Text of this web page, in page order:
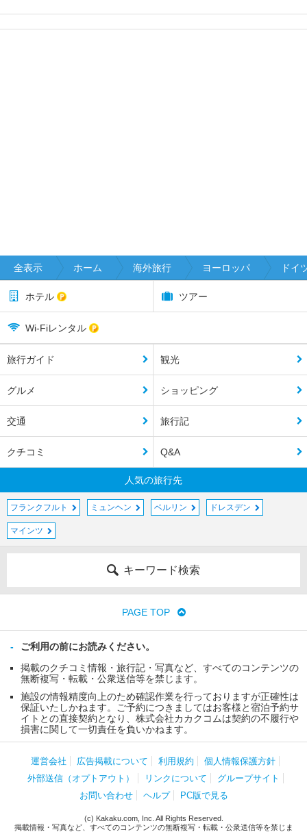
全表示 ホーム 海外旅行 ヨーロッパ ドイ
ホテル ツアー
Wi-Fiレンタル
旅行ガイド 観光
グルメ ショッピング
交通 旅行記
クチコミ Q&A
人気の旅行先
フランクフルト ミュンヘン ベルリン ドレスデン
マインツ
キーワード検索
PAGE TOP
ご利用の前にお読みください。
掲載のクチコミ情報・旅行記・写真など、すべてのコンテンツの
無断複写・転載・公衆送信等を禁じます。
施設の情報精度向上のため確認作業を行っておりますが正確性は
保証いたしかねます。ご予約につきましてはお客様と宿泊予約サ
イトとの直接契約となり、株式会社カカクコムは契約の不履行や
損害に関して一切責任を負いかねます。
運営会社 広告掲載について 利用規約
個人情報保護方針
外部送信（オプトアウト）
リンクについて
グループサイト
お問い合わせ
ヘルプ PC版で見る
(c) Kakaku.com, Inc. All Rights Reserved.
掲載情報・写真など、すべてのコンテンツの無断複写・転載・公衆送信等を禁じま